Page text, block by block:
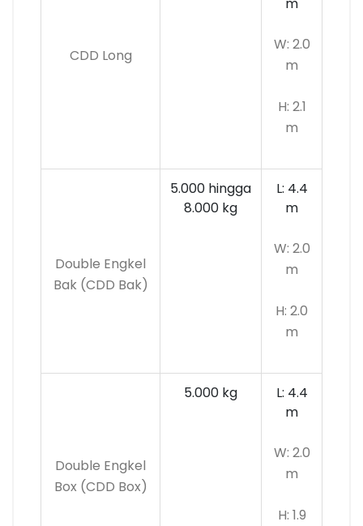
CDD Long
W: 2.0
m
H: 2.1
m
Double Engkel
Bak (CDD Bak)
5.000 hingga
8.000 kg
L: 4.4
m
W: 2.0
m
H: 2.0
m
Double Engkel
Box (CDD Box)
5.000 kg
L: 4.4
m
W: 2.0
m
H: 1.9